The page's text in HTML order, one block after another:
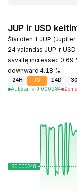
JUP ir USD
Šiandien 1 JUP
24 valandas JUP ir
savaitę increased 0.69
downward 4.18 %.
24H 7D 14D
Aukšta: kr0.000284 Žema
Paskutinį kartą atnaujinta: